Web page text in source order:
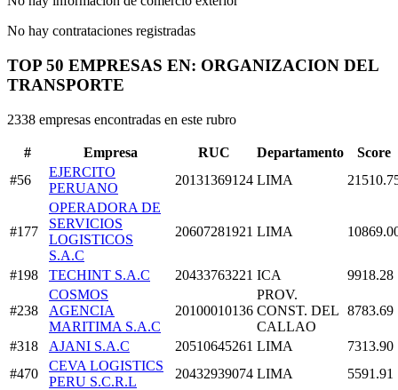
No hay contrataciones registradas
TOP 50 EMPRESAS EN: ORGANIZACION DEL
TRANSPORTE
2338 empresas encontradas en este rubro
# Empresa RUC Departamento
Score
#56
EJERCITO
PERUANO
20131369124 LIMA
#177
OPERADORA DE
SERVICIOS
LOGISTICOS
S.A.C
20607281921 LIMA
#198 TECHINT S.A.C 20433763221 ICA 9918.28
#238
COSMOS
AGENCIA
MARITIMA S.A.C
20100010136
PROV.
CONST. DEL
CALLAO
8783.69
#318 AJANI S.A.C 20510645261 LIMA
7313.90
#470
CEVA LOGISTICS
PERU S.C.R.L
20432939074 LIMA 5591.91